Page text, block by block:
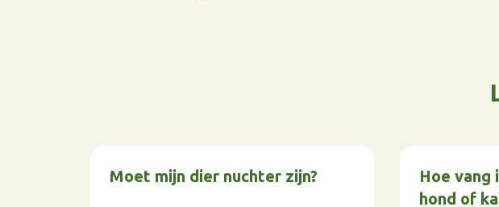
Moet mijn dier nuchter zijn?
Hoe vang
hond of